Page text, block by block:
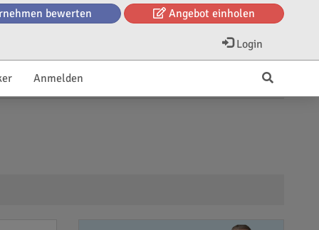
bewerten Angebot einholen
Login
Anmelden